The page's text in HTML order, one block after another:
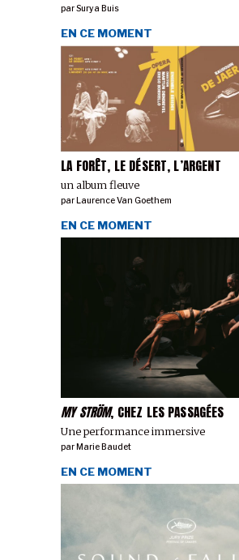
parSurya Buis
LA FORÊT, LE DÉSERT, L’ARGENT
un album fleuve
EN CE MOMENT
par Laurence Van Goethem
MY STRÖM, CHEZ LES PASSAGÉES
Une performance immersive
EN CE MOMENT
par Marie Baudet
EN CE MOMENT